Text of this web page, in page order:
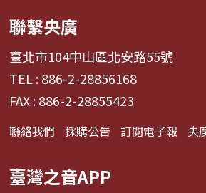
聯繫央廣
臺北市104中山區北安路55號
TEL : 886-2-28856168
FAX : 886-2-28855423
聯絡我們 採購公告 訂閱電子報 央
臺灣之音APP